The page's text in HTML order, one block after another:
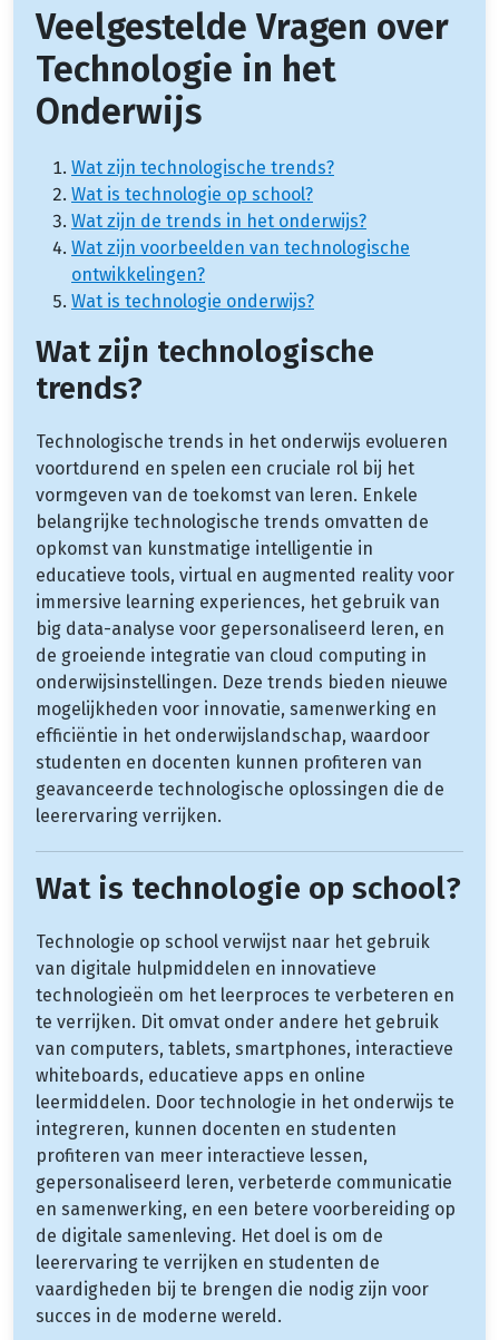
Veelgestelde Vragen over
Technologie in het
Onderwijs
Wat zijn technologische trends?
Wat is technologie op school?
Wat zijn de trends in het onderwijs?
Wat zijn voorbeelden van technologische
ontwikkelingen?
Wat is technologie onderwijs?
Wat zijn technologische
trends?
Technologische trends in het onderwijs evolueren
voortdurend en spelen een cruciale rol bij het
vormgeven van de toekomst van leren. Enkele
belangrijke technologische trends omvatten de
opkomst van kunstmatige intelligentie in
educatieve tools, virtual en augmented reality voor
immersive learning experiences, het gebruik van
big data-analyse voor gepersonaliseerd leren, en
de groeiende integratie van cloud computing in
onderwijsinstellingen. Deze trends bieden nieuwe
mogelijkheden voor innovatie, samenwerking en
efficiëntie in het onderwijslandschap, waardoor
studenten en docenten kunnen profiteren van
geavanceerde technologische oplossingen die de
leerervaring verrijken.
Wat is technologie op school?
Technologie op school verwijst naar het gebruik
van digitale hulpmiddelen en innovatieve
technologieën om het leerproces te verbeteren en
te verrijken. Dit omvat onder andere het gebruik
van computers, tablets, smartphones, interactieve
whiteboards, educatieve apps en online
leermiddelen. Door technologie in het onderwijs te
integreren, kunnen docenten en studenten
profiteren van meer interactieve lessen,
gepersonaliseerd leren, verbeterde communicatie
en samenwerking, en een betere voorbereiding op
de digitale samenleving. Het doel is om de
leerervaring te verrijken en studenten de
vaardigheden bij te brengen die nodig zijn voor
succes in de moderne wereld.